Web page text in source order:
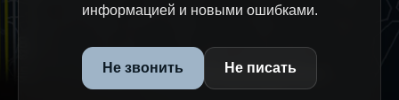
информацией и новыми ошибками.
Не звонить Не писать